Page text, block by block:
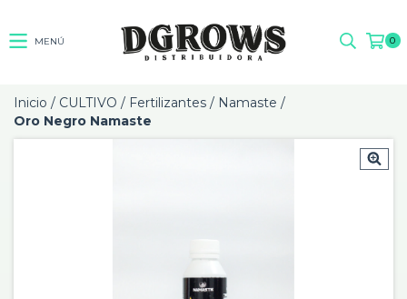
MENÚ 0
Inicio / CULTIVO / Fertilizantes / Namaste /
Oro Negro Namaste